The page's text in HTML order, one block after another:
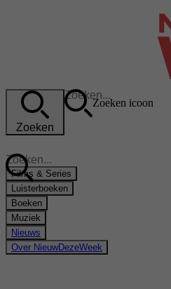
Zoeken
Zoeken icoon
Films & Series
Luisterboeken
Boeken
Muziek
Nieuws
Over NieuwDezeWeek